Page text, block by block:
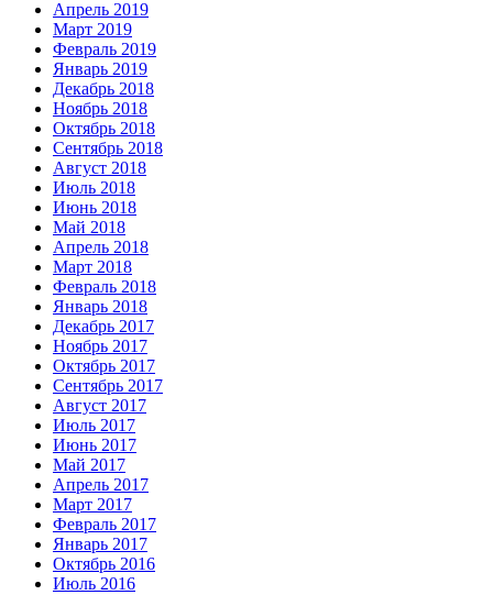
Апрель 2019
Март 2019
Февраль 2019
Январь 2019
Декабрь 2018
Ноябрь 2018
Октябрь 2018
Сентябрь 2018
Август 2018
Июль 2018
Июнь 2018
Май 2018
Апрель 2018
Март 2018
Февраль 2018
Январь 2018
Декабрь 2017
Ноябрь 2017
Октябрь 2017
Сентябрь 2017
Август 2017
Июль 2017
Июнь 2017
Май 2017
Апрель 2017
Март 2017
Февраль 2017
Январь 2017
Октябрь 2016
Июль 2016